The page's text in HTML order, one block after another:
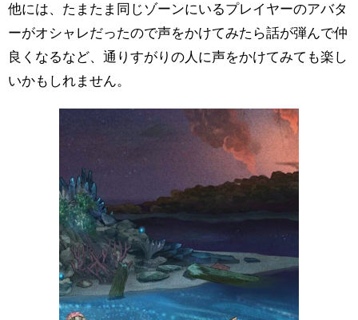
他には、たまたま同じゾーンにいるプレイヤーのアバタ
ーがオシャレだったので声をかけてみたら話が弾んで仲
良くなるなど、通りすがりの人に声をかけてみても楽し
いかもしれません。